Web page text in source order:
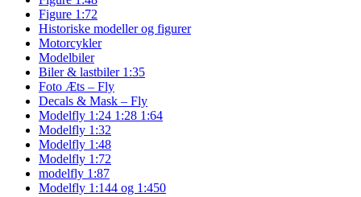
Figure 1:72
Historiske modeller og figurer
Motorcykler
Modelbiler
Biler & lastbiler 1:35
Foto Æts – Fly
Decals & Mask – Fly
Modelfly 1:24 1:28 1:64
Modelfly 1:32
Modelfly 1:48
Modelfly 1:72
modelfly 1:87
Modelfly 1:144 og 1:450